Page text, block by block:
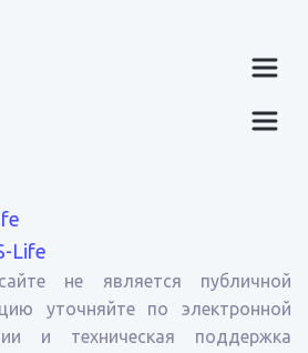
Life
не является публичной
уточняйте по электронной
и техническая поддержка